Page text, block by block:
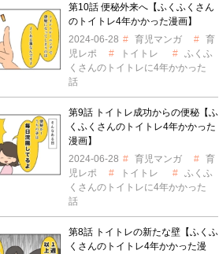
第10話 便秘外来へ【ふくふくさん
のトイトレ4年かかった漫画】
2024-06-28
育児マンガ
育
児レポ
トイトレ
ふくふ
くさんのトイトレに4年かかった
話
第9話 トイトレ成功からの便秘【ふ
くふくさんのトイトレ4年かかった
漫画】
2024-06-28
育児マンガ
育
児レポ
トイトレ
ふくふ
くさんのトイトレに4年かかった
話
第8話 トイトレの新たな壁【ふくふ
くさんのトイトレ4年かかった漫